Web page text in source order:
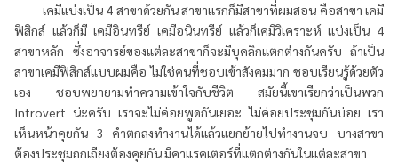
เคมีแบ่งเป็น 4 สาขาด้วยกัน สาขาแรกก็มีสาขาที่ผมสอน คือสาขา เคมี
ฟิสิกส์ แล้วก็มี เคมีอินทรีย์ เคมีอนินทรีย์ แล้วก็เคมีวิเคราะห์ แบ่งเป็น 4
สาขาหลัก ซึ่งอาจารย์ของแต่ละสาขาก็จะมีบุคลิกแตกต่างกันครับ ถ้าเป็น
สาขาเคมีฟิสิกส์แบบผมคือ ไม่ใช่คนที่ชอบเข้าสังคมมาก ชอบเรียนรู้ด้วยตัว
เอง ชอบพยายามทำความเข้าใจกับชีวิต สมัยนี้เขาเรียกว่าเป็นพวก
Introvert น่ะครับ เราจะไม่ค่อยพูดกันเยอะ ไม่ค่อยประชุมกันบ่อย เรา
เห็นหน้าคุยกัน 3 คำตกลงทำงานได้แล้วแยกย้ายไปทำงานจบ บางสาขา
ต้องประชุมถกเถียงต้องคุยกัน มีคาแรคเตอร์ที่แตกต่างกันในแต่ละสาขา